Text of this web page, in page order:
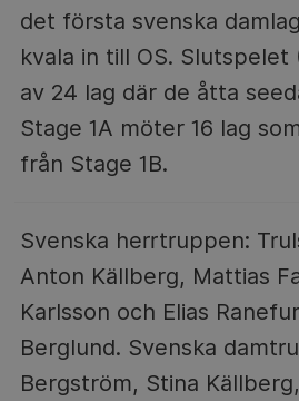
det första svenska
kvala in till OS.
av 24 lag där de åtta
Stage 1A möter 16 lag
från Stage 1B.
Svenska herrtruppen:
Anton Källberg, Mattias
Karlsson och Elias
Berglund. Svenska
Bergström, Stina